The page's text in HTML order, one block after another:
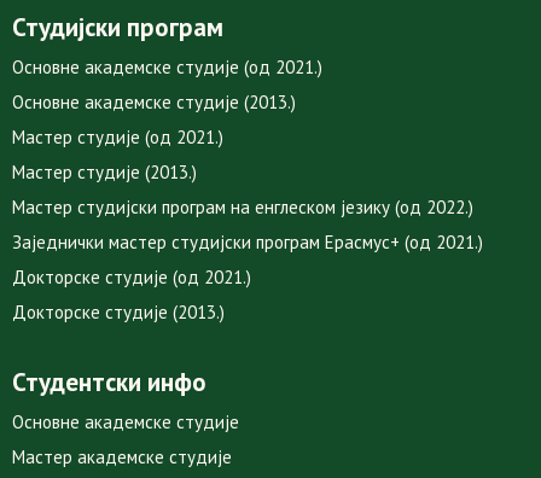
Студијски програм
Основне академске студије (од 2021.)
Основне академске студије (2013.)
Мастер студије (од 2021.)
Мастер студије (2013.)
Мастер студијски програм на енглеском језику (од 2022.)
Заједнички мастер студијски програм Ерасмус+ (од 2021.)
Докторске студије (од 2021.)
Докторске студије (2013.)
Студентски инфо
Основне академске студије
Мастер академске студије